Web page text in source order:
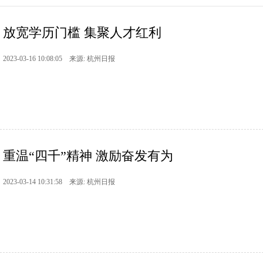
放宽学历门槛 集聚人才红利
2023-03-16 10:08:05 来源: 杭州日报
重温“四千”精神 激励奋发有为
2023-03-14 10:31:58 来源: 杭州日报